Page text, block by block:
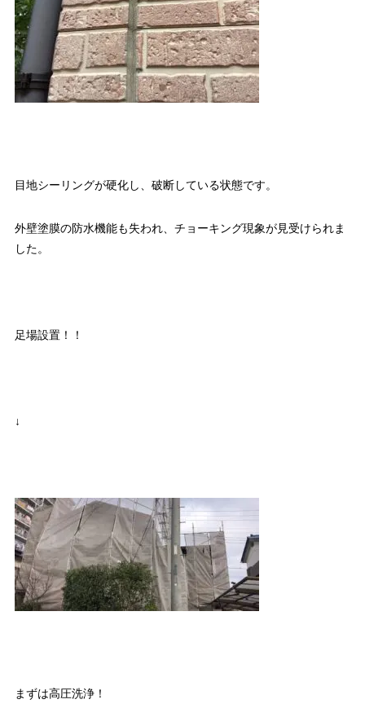
目地シーリングが硬化し、破断している状態です。
外壁塗膜の防水機能も失われ、チョーキング現象が見受けられま
した。
足場設置！！
↓
まずは高圧洗浄！